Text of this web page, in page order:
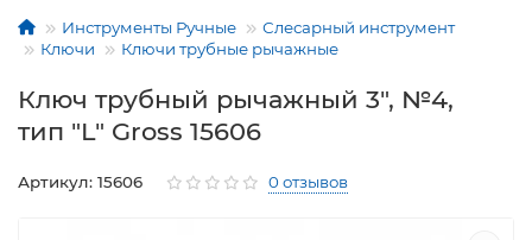
Инструменты Ручные
Слесарный инструмент
Ключи
Ключи трубные рычажные
Ключ трубный рычажный 3", №4,
тип "L" Gross 15606
Артикул: 15606 0 отзывов